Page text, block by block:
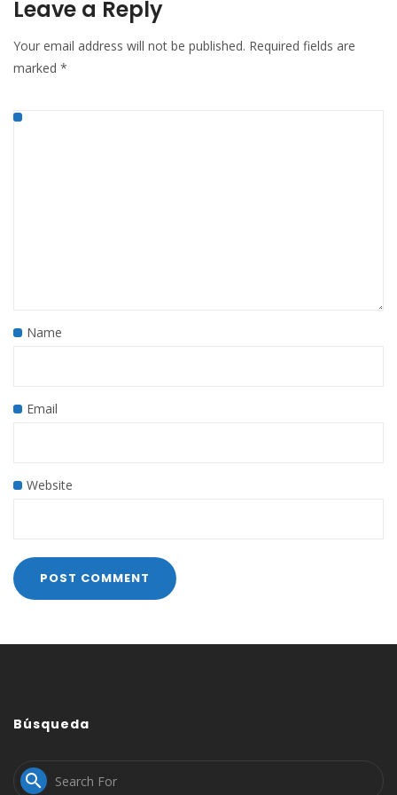
Leave a Reply
Your email address will not be published. Required fields are
marked *
Name
Email
Website
Búsqueda
